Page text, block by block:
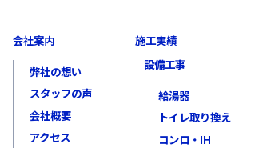
会社案内
弊社の想い
スタッフの声
会社概要
アクセス
施工実績
設備工事
給湯器
トイレ取り換え
コンロ・IH